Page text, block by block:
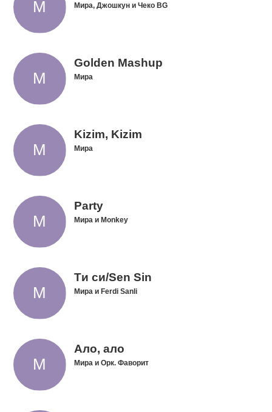
Мира, Джошкун и Чеко BG
Golden Mashup
Мира
Kizim, Kizim
Мира
Party
Мира и Monkey
Tи си/Sen Sin
Мира и Ferdi Sanli
Ало, ало
Мира и Орк. Фаворит